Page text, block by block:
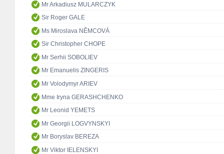
Mr Arkadiusz MULARCZYK
Sir Roger GALE
Ms Miroslava NĚMCOVÁ
Sir Christopher CHOPE
Mr Serhii SOBOLIEV
Mr Emanuelis ZINGERIS
Mr Volodymyr ARIEV
Mme Iryna GERASHCHENKO
Mr Leonid YEMETS
Mr Georgii LOGVYNSKYI
Mr Boryslav BEREZA
Mr Viktor IELENSKYI